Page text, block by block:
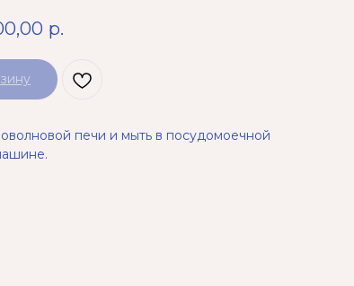
р.
печи и мыть в посудомоечной